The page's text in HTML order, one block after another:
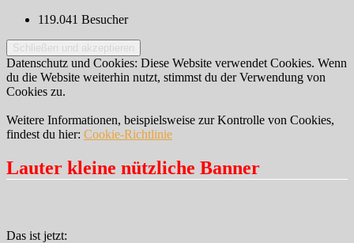
119.041 Besucher
Datenschutz und Cookies: Diese Website verwendet Cookies. Wenn
du die Website weiterhin nutzt, stimmst du der Verwendung von
Cookies zu.
Weitere Informationen, beispielsweise zur Kontrolle von Cookies,
findest du hier: Cookie-Richtlinie
Lauter kleine nützliche Banner
Das ist jetzt: